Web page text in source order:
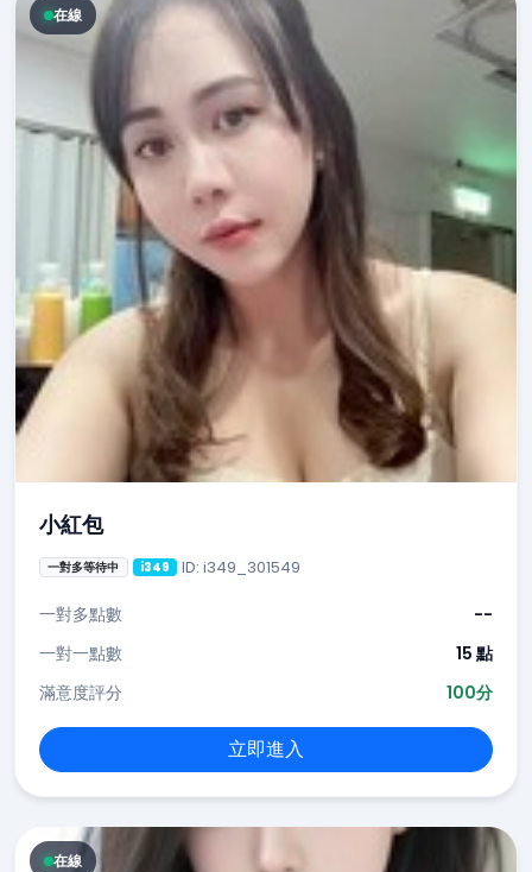
在線
小紅包
一對多等待中 i349 ID: i349_301549
一對多點數
--
一對一點數
15 點
滿意度評分
100分
立即進入
在線